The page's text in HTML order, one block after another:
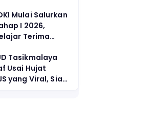
Mulai Salurkan
I 2026,
Terima
Tasikmalaya
Usai Hujat
yang Viral, Siap